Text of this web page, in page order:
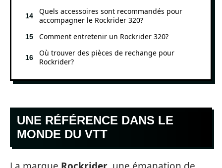
Quels accessoires sont recommandés pour
accompagner le Rockrider 320?
Comment entretenir un Rockrider 320?
Où trouver des pièces de rechange pour
Rockrider?
UNE RÉFÉRENCE DANS LE
MONDE DU VTT